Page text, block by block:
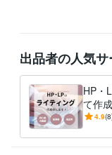
出品者の人気
HP・
て作
作会
4.9